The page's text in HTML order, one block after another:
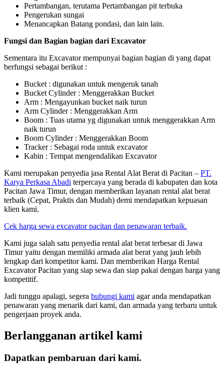
Pertambangan, terutama Pertambangan pit terbuka
Pengerukan sungai
Menancapkan Batang pondasi, dan lain lain.
Fungsi dan Bagian bagian dari Excavator
Sementara itu Excavator mempunyai bagian bagian di yang dapat
berfungsi sebagai berikut :
Bucket : digunakan untuk mengeruk tanah
Bucket Cylinder : Menggerakkan Bucket
Arm : Mengayunkan bucket naik turun
Arm Cylinder : Menggerakkan Arm
Boom : Tuas utama yg digunakan untuk menggerakkan Arm
naik turun
Boom Cylinder : Menggerakkan Boom
Tracker : Sebagai roda untuk excavator
Kabin : Tempat mengendalikan Excavator
Kami merupakan penyedia jasa Rental Alat Berat di Pacitan – PT.
Karya Perkasa Abadi terpercaya yang berada di kabupaten dan kota
Pacitan Jawa Timur, dengan memberikan layanan rental alat berat
terbaik (Cepat, Praktis dan Mudah) demi mendapatkan kepuasan
klien kami.
Cek harga sewa excavator pacitan dan penawaran terbaik.
Kami juga salah satu penyedia rental alat berat terbesar di Jawa
Timur yaitu dengan memiliki armada alat berat yang jauh lebih
lengkap dari kompetitor kami. Dan memberikan Harga Rental
Excavator Pacitan yang siap sewa dan siap pakai dengan harga yang
kompetitif.
Jadi tunggu apalagi, segera hubungi kami agar anda mendapatkan
penawaran yang menarik dari kami, dan armada yang terbaru untuk
pengerjaan proyek anda.
Berlangganan artikel kami
Dapatkan pembaruan dari kami.